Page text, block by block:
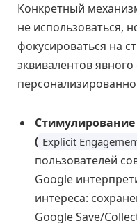
Конкретный
не использоваться,
фокусироваться на
эквивалентов
( Explicit
пользователей
Google
интереса:
Google Save/